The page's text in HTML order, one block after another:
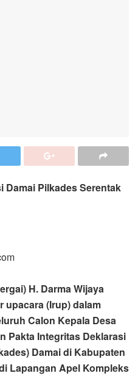
Damai Pilkades Serentak
H. Darma Wijaya
upacara (Irup) dalam
Calon Kepala Desa
Pakta Integritas Deklarasi
Damai di Kabupaten
Lapangan Apel Kompleks